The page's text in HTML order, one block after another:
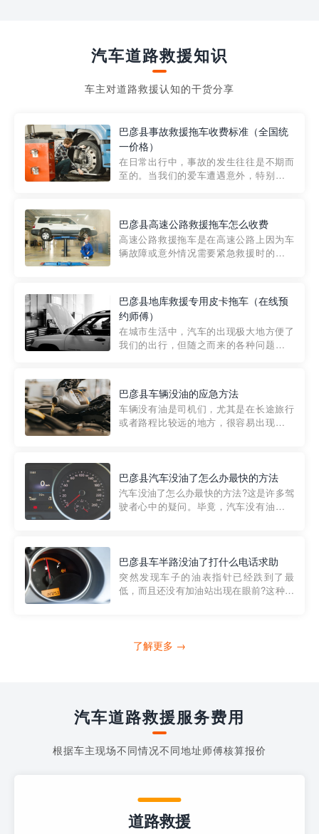
汽车道路救援知识
车主对道路救援认知的干货分享
巴彦县事故救援拖车收费标准（全国统
一价格）
在日常出行中，事故的发生往往是不期而
至的。当我们的爱车遭遇意外，特别是在
细解析一下市区事故救援拖车的收费标
准，以及在选用拖车服务时应注...
巴彦县高速公路救援拖车怎么收费
高速公路救援拖车是在高速公路上因为车
辆故障或意外情况需要紧急救援时的必备
路救援拖车的收费标准是由当地交通管理
部门制定的。起步价通...
巴彦县地库救援专用皮卡拖车（在线预
约师傅）
在城市生活中，汽车的出现极大地方便了
我们的出行，但随之而来的各种问题也让
紧急情况下，我们需要一种高效可靠的救
援方式。而这时，地库救援专...
巴彦县车辆没油的应急方法
车辆没有油是司机们，尤其是在长途旅行
或者路程比较远的地方，很容易出现这种
的送油师傅，解决没油的紧急情况。 首
先，让我们来了解一下穿...
巴彦县汽车没油了怎么办最快的方法
汽车没油了怎么办最快的方法?这是许多驾
驶者心中的疑问。毕竟，汽车没有油就无
越者小程序是一款专门解决汽车没油问题
的在线服务平台。通过...
巴彦县车半路没油了打什么电话求助
突然发现车子的油表指针已经跌到了最
低，而且还没有加油站出现在眼前?这种情
打4006363122请求送油人员来帮助你。
了解更多 →
汽车道路救援服务费用
根据车主现场不同情况不同地址师傅核算报价
道路救援